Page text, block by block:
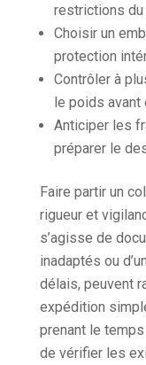
restrictions du
Choisir un
protection
Contrôler à
le poids avant
Anticiper les
préparer le
Faire partir un
rigueur et
s’agisse de
inadaptés ou
délais, peuvent
expédition
prenant le
de vérifier les